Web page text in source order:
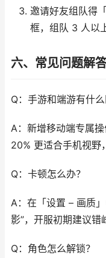
邀请好友组队得
框，组队 3 人以
六、常见问题解
Q：手游和端游有什么
A：新增移动端专属
20% 更适合手机视野
Q：卡顿怎么办？​
A：在「设置 – 画质
影”，开服初期建议错
Q：角色怎么解锁？​